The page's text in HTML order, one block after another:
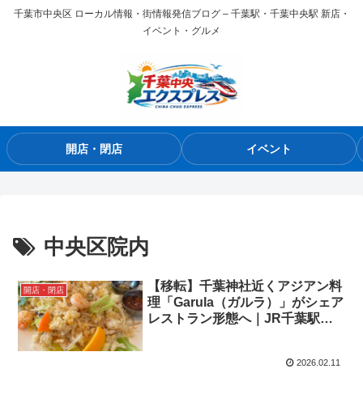
千葉市中央区 ローカル情報・街情報発信ブログ – 千葉駅・千葉中央駅 新店・
イベント・グルメ
開店・閉店 イベント
中央区院内
開店・閉店
【移転】千葉神社近くアジアン料
理「Garula（ガルラ）」がシェア
レストラン形態へ｜JR千葉駅す
2026.02.11